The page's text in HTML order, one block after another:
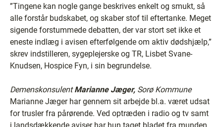
”Tingene kan nogle gange beskrives enkelt og smukt, så
alle forstår budskabet, og skaber stof til eftertanke. Meget
sigende forstummede debatten, der var stort set ikke et
eneste indlæg i avisen efterfølgende om aktiv dødshjælp,”
skrev indstilleren, sygeplejerske og TR, Lisbet Svane-
Knudsen, Hospice Fyn, i sin begrundelse.
DemenskonsulentMarianne Jæger, Sorø Kommune
Marianne Jæger har gennem sit arbejde bl.a. været udsat
for trusler fra pårørende. Ved optræden i radio og tv samt